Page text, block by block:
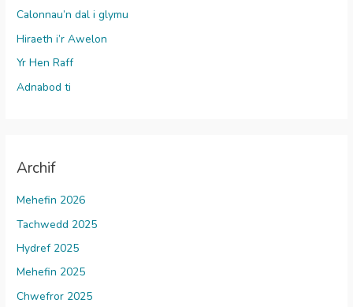
Calonnau’n dal i glymu
Hiraeth i’r Awelon
Yr Hen Raff
Adnabod ti
Archif
Mehefin 2026
Tachwedd 2025
Hydref 2025
Mehefin 2025
Chwefror 2025